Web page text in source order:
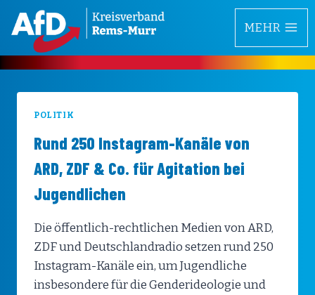
Inhalt
springen
MEHR
POLITIK
Rund 250 Instagram-Kanäle von
ARD, ZDF & Co. für Agitation bei
Jugendlichen
Die öffentlich-rechtlichen Medien von ARD,
ZDF und Deutschlandradio setzen rund 250
Instagram-Kanäle ein, um Jugendliche
insbesondere für die Genderideologie und